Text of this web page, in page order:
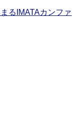
るIMATAカンファ